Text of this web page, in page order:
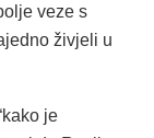
veze s
živjeli u
je